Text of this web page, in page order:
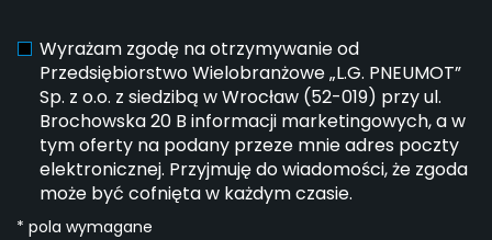
Wyrażam zgodę na otrzymywanie od
Przedsiębiorstwo Wielobranżowe „L.G. PNEUMOT”
Sp. z o.o. z siedzibą w Wrocław (52-019) przy ul.
Brochowska 20 B informacji marketingowych, a w
tym oferty na podany przeze mnie adres poczty
elektronicznej. Przyjmuję do wiadomości, że zgoda
może być cofnięta w każdym czasie.
* pola wymagane